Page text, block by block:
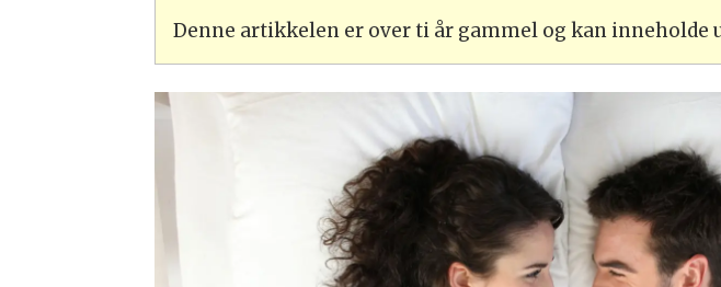
Denne artikkelen er over ti år gammel og kan